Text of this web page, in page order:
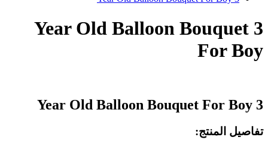
3 Year Old Balloon Bouquet
For Boy
3 Year Old Balloon Bouquet For Boy
تفاصيل المنتج: